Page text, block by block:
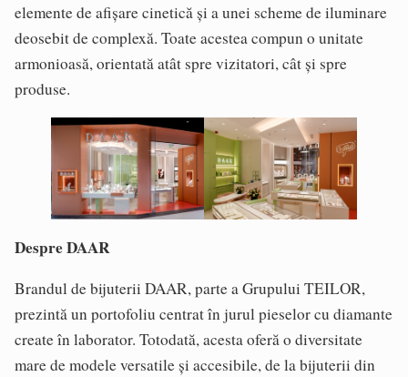
elemente de afișare cinetică și a unei scheme de iluminare
deosebit de complexă. Toate acestea compun o unitate
armonioasă, orientată atât spre vizitatori, cât și spre
produse.
Despre DAAR
Brandul de bijuterii DAAR, parte a Grupului TEILOR,
prezintă un portofoliu centrat în jurul pieselor cu diamante
create în laborator. Totodată, acesta oferă o diversitate
mare de modele versatile și accesibile, de la bijuterii din